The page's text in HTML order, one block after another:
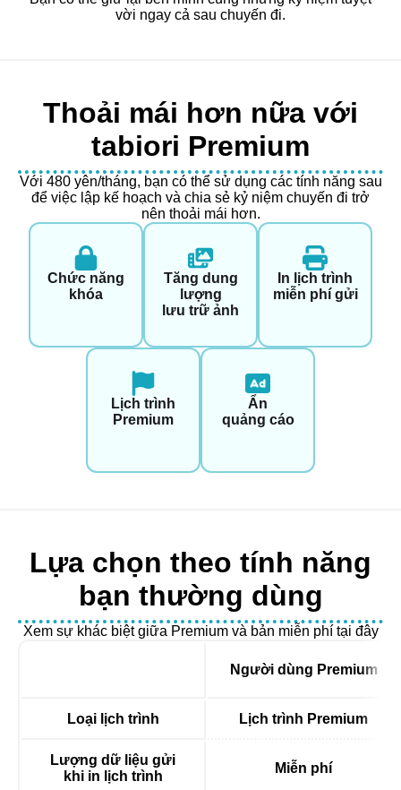
vời ngay cả sau chuyến đi.
Thoải mái hơn nữa với
tabiori Premium
Với 480 yên/tháng, bạn có thể sử dụng các tính năng sau
để việc lập kế hoạch và chia sẻ kỷ niệm chuyến đi trở
nên thoải mái hơn.
Chức năng
khóa
Tăng dung
lượng
lưu trữ ảnh
In lịch trình
miễn phí gửi
Lịch trình
Premium
Ẩn
quảng cáo
Lựa chọn theo tính năng
bạn thường dùng
Xem sự khác biệt giữa Premium và bản miễn phí tại đây
Người dùng Premium
Loại lịch trình Lịch trình Premium
Lượng dữ liệu gửi
khi in lịch trình
Miễn phí